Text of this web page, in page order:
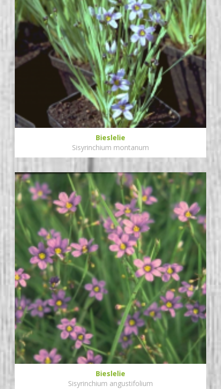
Bieslelie
Sisyrinchium montanum
Bieslelie
Sisyrinchium angustifolium